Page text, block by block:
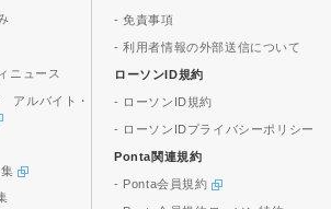
ニュース
アルバイト・
- 免責事項
- 利用者情報の外部送信について
ローソンID規約
- ローソンID規約
- ローソンIDプライバシーポリシー
Ponta関連規約
- Ponta会員規約